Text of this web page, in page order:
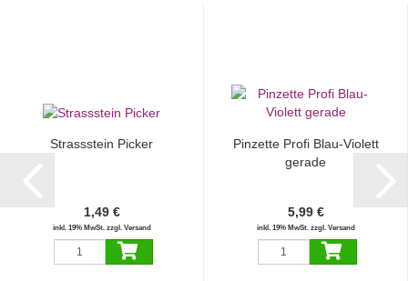
Strassstein Picker
1,49 €
inkl. 19% MwSt. zzgl. Versand
Pinzette Profi Blau-Violett
gerade
5,99 €
inkl. 19% MwSt. zzgl. Versand